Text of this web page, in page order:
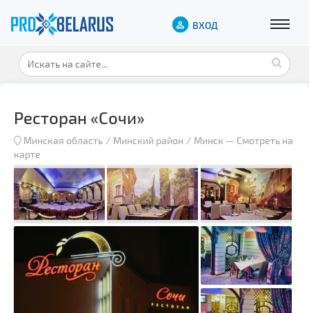
ВХОД
Ресторан «Сочи»
Минская область Минский район Минск — Смотреть на
карте